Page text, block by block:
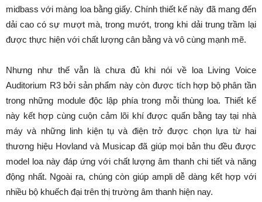
midbass với màng loa bằng giấy. Chính thiết kế này đã mang đến
dải cao có sự mượt mà, trong mướt, trong khi dải trung trầm lại
được thực hiện với chất lượng cân bằng và vô cùng mạnh mẽ.
Nhưng như thế vẫn là chưa đủ khi nói về loa Living Voice
Auditorium R3 bởi sản phẩm này còn được tích hợp bộ phân tần
trong những module độc lập phía trong mỗi thùng loa. Thiết kế
này kết hợp cùng cuộn cảm lõi khí được quấn bằng tay tại nhà
máy và những linh kiện tụ và điện trở được chọn lựa từ hai
thương hiệu Hovland và Musicap đã giúp mọi bản thu đều được
model loa này đáp ứng với chất lượng âm thanh chi tiết và năng
động nhất. Ngoài ra, chúng còn giúp ampli dễ dàng kết hợp với
nhiều bộ khuếch đại trên thị trường âm thanh hiện nay.